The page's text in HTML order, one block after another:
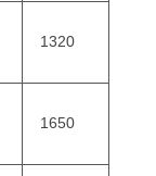
1320
1650